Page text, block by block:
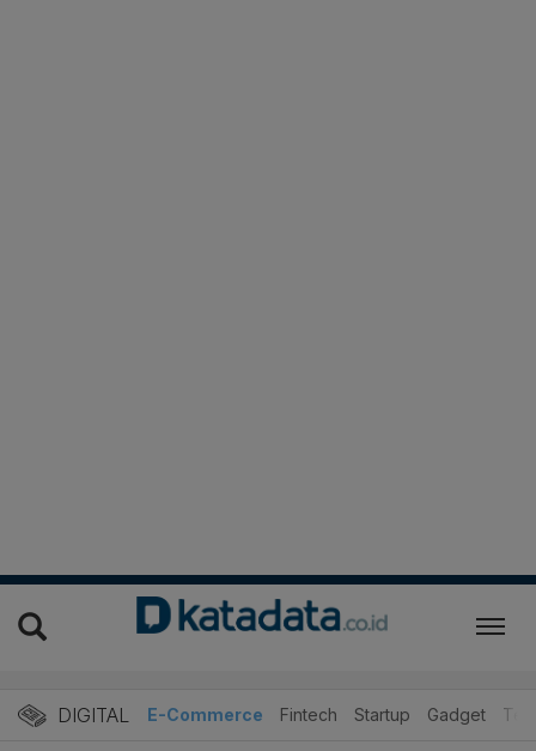
DIGITAL E-Commerce Fintech Startup Gadget